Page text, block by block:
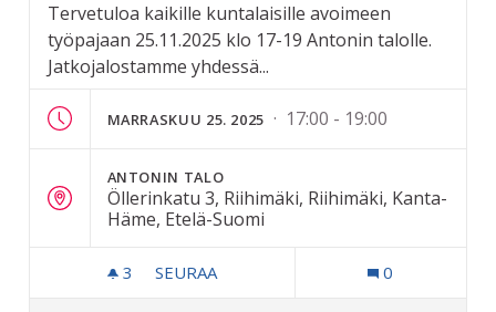
Tervetuloa kaikille kuntalaisille avoimeen
työpajaan 25.11.2025 klo 17-19 Antonin talolle.
Jatkojalostamme yhdessä...
MARRASKUU 25. 2025 · 17:00 - 19:00
ANTONIN TALO
Öllerinkatu 3, Riihimäki, Riihimäki, Kanta-
Häme, Etelä-Suomi
3 3 SEURAAJAA
SEURAA 0